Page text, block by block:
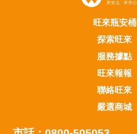
旺來瓶安桶
探索旺來
服務據點
旺來報報
聯絡旺來
嚴選商城